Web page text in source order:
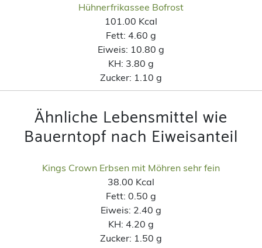
Hühnerfrikassee Bofrost
101.00 Kcal
Fett: 4.60 g
Eiweis: 10.80 g
KH: 3.80 g
Zucker: 1.10 g
Ähnliche Lebensmittel wie
Bauerntopf nach Eiweisanteil
Kings Crown Erbsen mit Möhren sehr fein
38.00 Kcal
Fett: 0.50 g
Eiweis: 2.40 g
KH: 4.20 g
Zucker: 1.50 g